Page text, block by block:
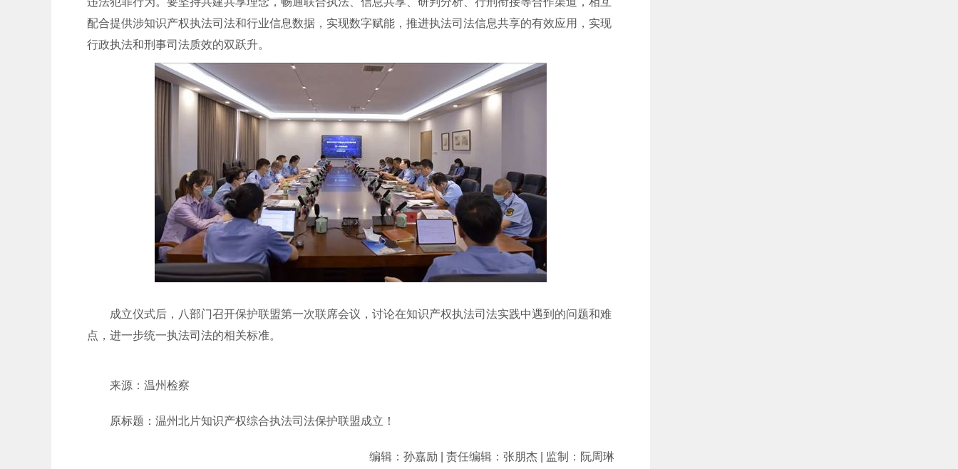
配合提供涉知识产权执法司法和行业信息数据，实现数字赋能，推进执法司法信息共享的有效应用，实现
行政执法和刑事司法质效的双跃升。
成立仪式后，八部门召开保护联盟第一次联席会议，讨论在知识产权执法司法实践中遇到的问题和难
点，进一步统一执法司法的相关标准。
来源：温州检察
原标题：温州北片知识产权综合执法司法保护联盟成立！
编辑：孙嘉励 | 责任编辑：张朋杰 | 监制：阮周琳